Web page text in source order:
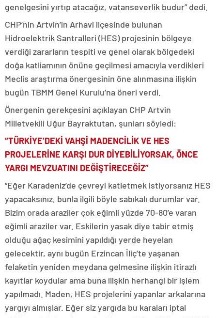
genelgesini yırtıp atacağız, vatanseverlik budur” dedi.
CHP’nin Artvin’in Arhavi ilçesinde bulunan
Hidroelektrik Santralleri (HES) projesinin bölgeye
verdiği zararların tespiti ve genel olarak bölgedeki
doğa katliamının önüne geçilmesi amacıyla verdikleri
Meclis araştırma önergesinin öne alınmasına ilişkin
bugün TBMM Genel Kurulu’na öneri verdi.
Önergenin gerekçesini açıklayan CHP Artvin
Milletvekili Uğur Bayraktutan, şunları söyledi:
“TÜRKİYE’DEKİ VAHŞİ MADENCİLİK VE HES
PROJELERİNE KARŞI DUR DİYEBİLİYORSAK, ÖNCE
YARGI MEVZUATINI DEĞİŞTİRECEĞİZ”
“Eğer Karadeniz’de çevreyi katletmek istiyorsanız HES
yapacaksınız, bunla ilgili böyle sabıkalı durumlar var.
Bizim orada araziler çok eğimli yüzde 70-80’e varan
eğimli araziler var. Eskilerin yasak diye tabir etmiş
olduğu ağaç kesimini yapıldığı yerde heyelan
gelecektir, aynı bugün Erzincan İliç’te yaşanan
felaketin yeniden meydana gelmesine ilişkin itirazlı
kayıtlar koydular ama buna ilişkin herhangi bir işlem
yapılmadı. Maden, HES projelerini yapanlar arkalarına
yargıyı almışlar. Eğer siz yargıda bu karaları iptal